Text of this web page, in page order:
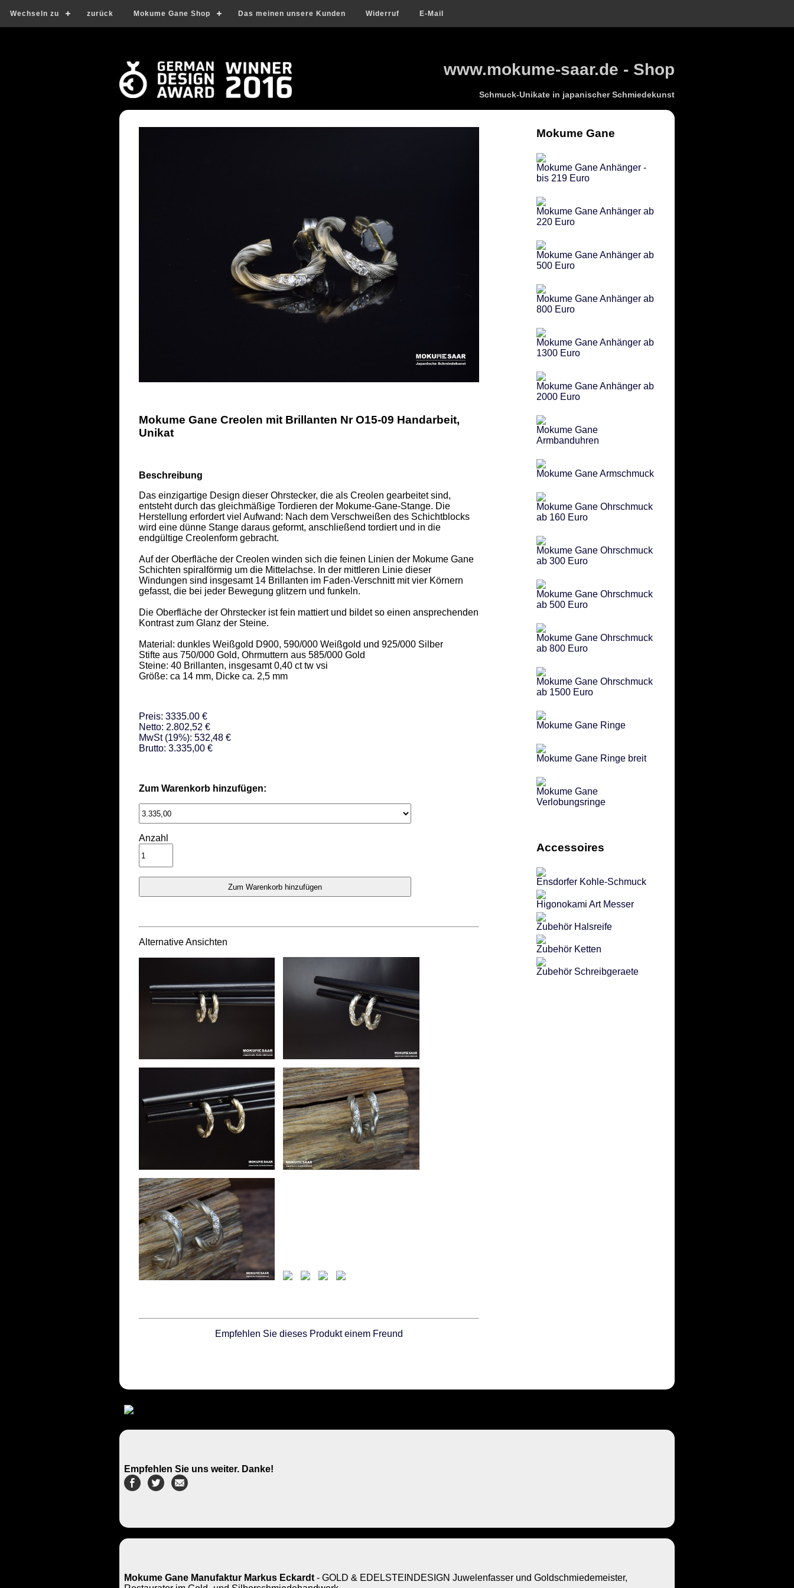
Wechseln zu zurück Mokume Gane Shop Das meinen unsere Kunden Widerruf E-Mail
www.mokume-saar.de - Shop
Schmuck-Unikate in japanischer Schmiedekunst
Mokume Gane Creolen mit Brillanten Nr O15-09 Handarbeit,
Unikat
Beschreibung
Das einzigartige Design dieser Ohrstecker, die als Creolen gearbeitet sind,
entsteht durch das gleichmäßige Tordieren der Mokume-Gane-Stange. Die
Herstellung erfordert viel Aufwand: Nach dem Verschweißen des Schichtblocks
wird eine dünne Stange daraus geformt, anschließend tordiert und in die
endgültige Creolenform gebracht.
Auf der Oberfläche der Creolen winden sich die feinen Linien der Mokume Gane
Schichten spiralförmig um die Mittelachse. In der mittleren Linie dieser
Windungen sind insgesamt 14 Brillanten im Faden-Verschnitt mit vier Körnern
gefasst, die bei jeder Bewegung glitzern und funkeln.
Die Oberfläche der Ohrstecker ist fein mattiert und bildet so einen ansprechenden
Kontrast zum Glanz der Steine.
Material: dunkles Weißgold D900, 590/000 Weißgold und 925/000 Silber
Stifte aus 750/000 Gold, Ohrmuttern aus 585/000 Gold
Steine: 40 Brillanten, insgesamt 0,40 ct tw vsi
Größe: ca 14 mm, Dicke ca. 2,5 mm
Preis: 3335.00 €
Netto: 2.802,52 €
MwSt (19%): 532,48 €
Brutto: 3.335,00 €
Zum Warenkorb hinzufügen:
Anzahl
Alternative Ansichten
Empfehlen Sie dieses Produkt einem Freund
Mokume Gane
Mokume Gane Anhänger -
bis 219 Euro
Mokume Gane Anhänger ab
220 Euro
Mokume Gane Anhänger ab
500 Euro
Mokume Gane Anhänger ab
800 Euro
Mokume Gane Anhänger ab
1300 Euro
Mokume Gane Anhänger ab
2000 Euro
Mokume Gane
Armbanduhren
Mokume Gane Armschmuck
Mokume Gane Ohrschmuck
ab 160 Euro
Mokume Gane Ohrschmuck
ab 300 Euro
Mokume Gane Ohrschmuck
ab 500 Euro
Mokume Gane Ohrschmuck
ab 800 Euro
Mokume Gane Ohrschmuck
ab 1500 Euro
Mokume Gane Ringe
Mokume Gane Ringe breit
Mokume Gane
Verlobungsringe
Accessoires
Ensdorfer Kohle-Schmuck
Higonokami Art Messer
Zubehör Halsreife
Zubehör Ketten
Zubehör Schreibgeraete
Empfehlen Sie uns weiter. Danke!
Mokume Gane Manufaktur Markus Eckardt - GOLD & EDELSTEINDESIGN Juwelenfasser und Goldschmiedemeister,